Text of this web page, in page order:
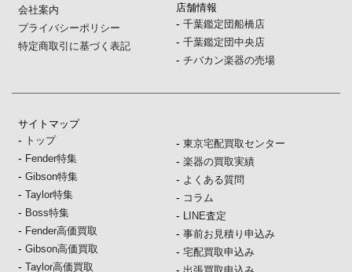
会社案内
プライバシーポリシー
特定商取引に基づく表記
店舗情報
- 千葉鑑定団船橋店
- 千葉鑑定団中央店
- チバカン楽器の売場
サイトマップ
- トップ
- Fender特集
-Gibson特集
-Taylor特集
- Boss特集
- Fender高価買取
-Gibson高価買取
-Taylor高価買取
- 東京宅配買取センター
- 楽器の買取実績
- よくある質問
- コラム
- LINE査定
- 事前お見積り申込み
- 宅配買取申込み